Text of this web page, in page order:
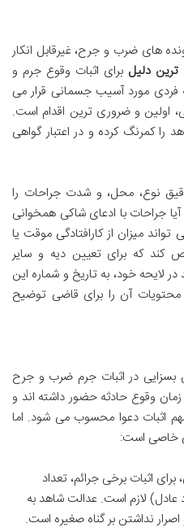
های ضرب و جرح، غیرقابل انکار
دلیل برای اثبات وقوع جرم و
مورد آسیب جسمانی قرار می
اولین و ضروری ترین اقدام است.
را کمرنگ کرده و در اعتبار گواهی
نوع، محل، و شدت جراحات را
جراحات با ادعای شاکی همخوانی
میزان از کارافتادگی موقت یا
که برای تعیین دیه و سایر
لایحه خود، به تاریخ و شماره این
محتویات آن را برای قاضی توضیح
در اثبات جرم ضرب و جرح
وقوع حادثه حضور داشته اند و
اثبات دعوا محسوب می شود. اما
خاصی است:
اثبات برخی جرائم، تعداد
لازم است. عدالت شاهد به
اصرار نداشتن بر گناه صغیره است.